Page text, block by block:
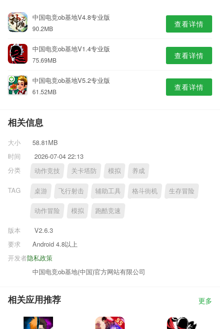
中国电竞ob基地V4.8专业版
90.2MB 查看详情
中国电竞ob基地V1.4专业版
75.69MB 查看详情
中国电竞ob基地V5.2专业版
61.52MB 查看详情
相关信息
大小
58.81MB
时间
2026-07-04 22:13
分类
动作竞技 关卡塔防 模拟 养成
TAG 桌游 飞行射击 辅助工具 格斗街机 生存冒险
动作冒险 模拟 跑酷竞速
版本
V2.6.3
要求
Android 4.8以上
隐私政策
开发者
中国电竞ob基地(中国)官方网站有限公司
相关应用推荐 更多